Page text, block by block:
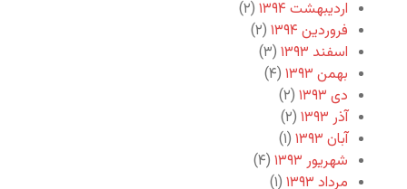
اردیبهشت ۱۳۹۴
(۲)
فروردین ۱۳۹۴
(۲)
اسفند ۱۳۹۳
(۳)
بهمن ۱۳۹۳
(۴)
دی ۱۳۹۳
(۲)
آذر ۱۳۹۳
(۲)
آبان ۱۳۹۳
(۱)
شهریور ۱۳۹۳
(۴)
مرداد ۱۳۹۳
(۱)